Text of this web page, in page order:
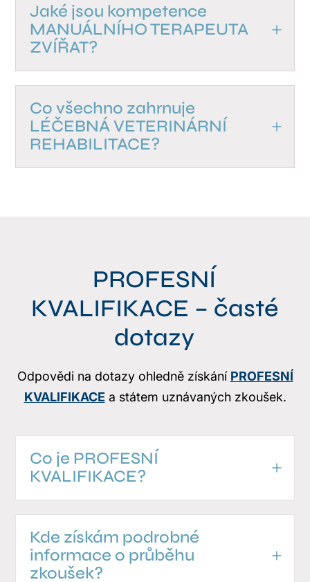
Jaké jsou kompetence
MANUÁLNÍHO TERAPEUTA
ZVÍŘAT?
Co všechno zahrnuje
LÉČEBNÁ VETERINÁRNÍ
REHABILITACE?
PROFESNÍ
KVALIFIKACE – časté
dotazy
Odpovědi na dotazy ohledně získání PROFESNÍ
KVALIFIKACE a státem uznávaných zkoušek.
Co je PROFESNÍ
KVALIFIKACE?
Kde získám podrobné
informace o průběhu
zkoušek?